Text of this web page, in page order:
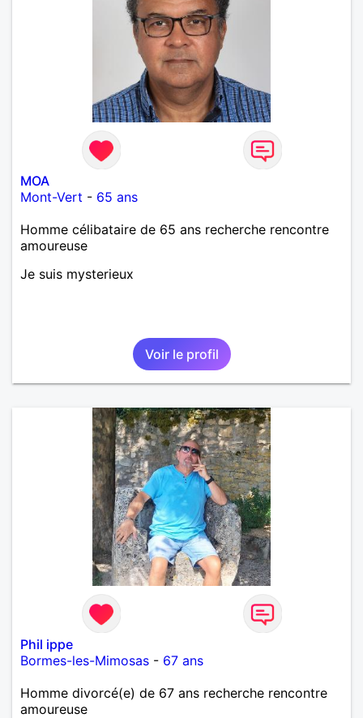
MOA
Mont-Vert - 65 ans
Homme célibataire de 65 ans recherche rencontre
amoureuse
Je suis mysterieux
Voir le profil
Phil ippe
Bormes-les-Mimosas - 67 ans
Homme divorcé(e) de 67 ans recherche rencontre
amoureuse